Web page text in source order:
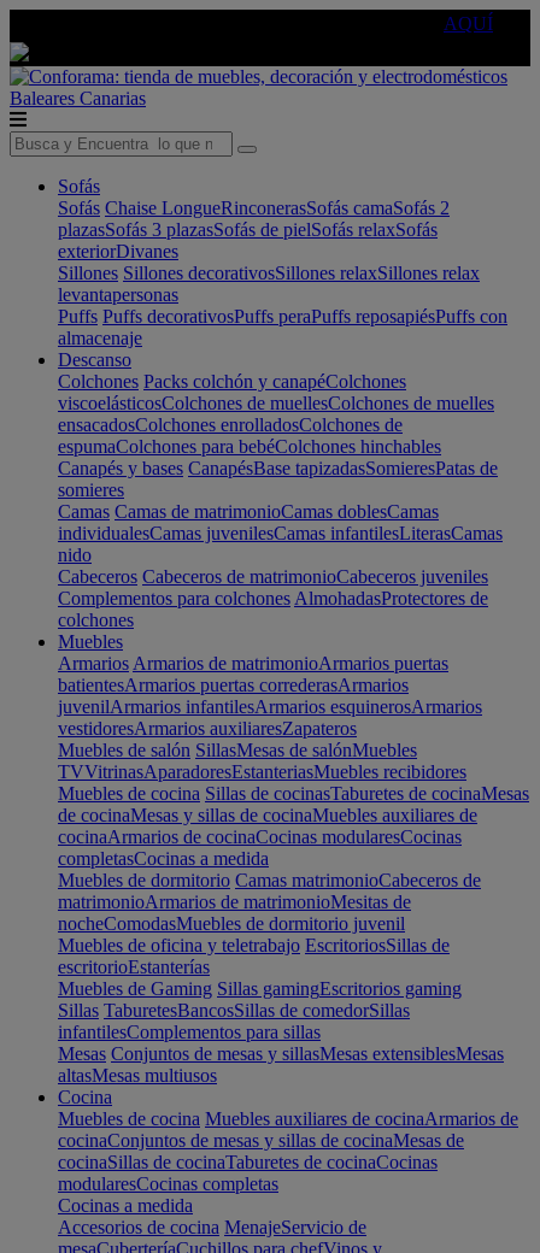
AQUÍ
Baleares Canarias
Sofás
Sofás Chaise LongueRinconerasSofás camaSofás 2
plazasSofás 3 plazasSofás de pielSofás relaxSofás
exteriorDivanes
Sillones Sillones decorativosSillones relaxSillones relax
levantapersonas
Puffs Puffs decorativosPuffs peraPuffs reposapiésPuffs con
almacenaje
Descanso
Colchones Packs colchón y canapéColchones
viscoelásticosColchones de muellesColchones de muelles
ensacadosColchones enrolladosColchones de
espumaColchones para bebéColchones hinchables
Canapés y bases CanapésBase tapizadasSomieresPatas de
somieres
Camas Camas de matrimonioCamas doblesCamas
individualesCamas juvenilesCamas infantilesLiterasCamas
nido
Cabeceros Cabeceros de matrimonioCabeceros juveniles
Complementos para colchones AlmohadasProtectores de
colchones
Muebles
Armarios Armarios de matrimonioArmarios puertas
batientesArmarios puertas correderasArmarios
juvenilArmarios infantilesArmarios esquinerosArmarios
vestidoresArmarios auxiliaresZapateros
Muebles de salón SillasMesas de salónMuebles
TVVitrinasAparadoresEstanteriasMuebles recibidores
Muebles de cocina Sillas de cocinasTaburetes de cocinaMesas
de cocinaMesas y sillas de cocinaMuebles auxiliares de
cocinaArmarios de cocinaCocinas modularesCocinas
completasCocinas a medida
Muebles de dormitorio Camas matrimonioCabeceros de
matrimonioArmarios de matrimonioMesitas de
nocheComodasMuebles de dormitorio juvenil
Muebles de oficina y teletrabajo EscritoriosSillas de
escritorioEstanterías
Muebles de Gaming Sillas gamingEscritorios gaming
Sillas TaburetesBancosSillas de comedorSillas
infantilesComplementos para sillas
Mesas Conjuntos de mesas y sillasMesas extensiblesMesas
altasMesas multiusos
Cocina
Muebles de cocina Muebles auxiliares de cocinaArmarios de
cocinaConjuntos de mesas y sillas de cocinaMesas de
cocinaSillas de cocinaTaburetes de cocinaCocinas
modularesCocinas completas
Cocinas a medida
Accesorios de cocina MenajeServicio de
mesaCuberteríaCuchillos para chefVinos y